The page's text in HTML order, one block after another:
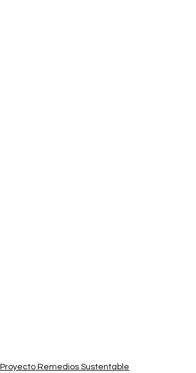
Proyecto Remedios Sustentable